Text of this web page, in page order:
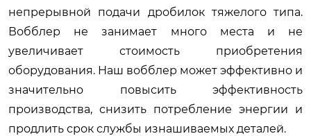
непрерывной подачи дробилок тяжелого типа.
Вобблер не занимает много места и не
увеличивает стоимость приобретения
оборудования. Наш вобблер может эффективно и
значительно повысить эффективность
производства, снизить потребление энергии и
продлить срок службы изнашиваемых деталей.